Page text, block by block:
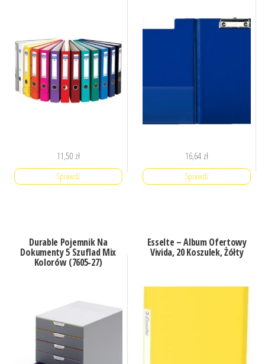
11,50 zł
Sprawdź
16,64 zł
Sprawdź
Durable Pojemnik Na
Dokumenty 5 Szuflad Mix
Kolorów (7605-27)
Esselte – Album Ofertowy
Vivida, 20 Koszulek, Żółty